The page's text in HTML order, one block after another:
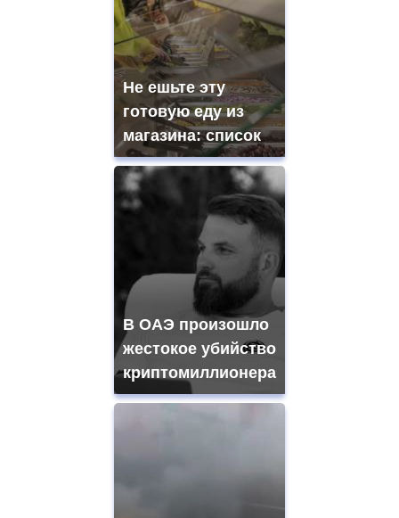
Не ешьте эту
готовую еду из
магазина: список
В ОАЭ произошло
жестокое убийство
криптомиллионера